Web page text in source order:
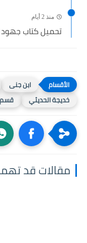
منذ 2 أيام
تحميل كتاب
ابن جنى
خديجة الحديثي
قسم
مقالات قد